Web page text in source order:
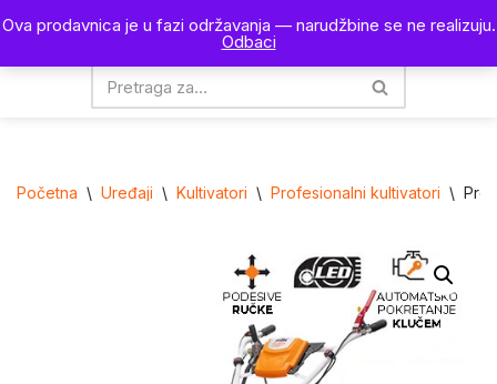
Ova prodavnica je u fazi održavanja — narudžbine se ne realizuju.
Odbaci
na
0
Početna \ Uređaji \ Kultivatori \ Profesionalni kultivatori \